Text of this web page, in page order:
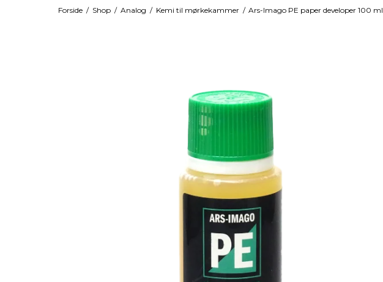
Forside / Shop / Analog / Kemi til mørkekammer / Ars-Imago PE paper developer 100 ml